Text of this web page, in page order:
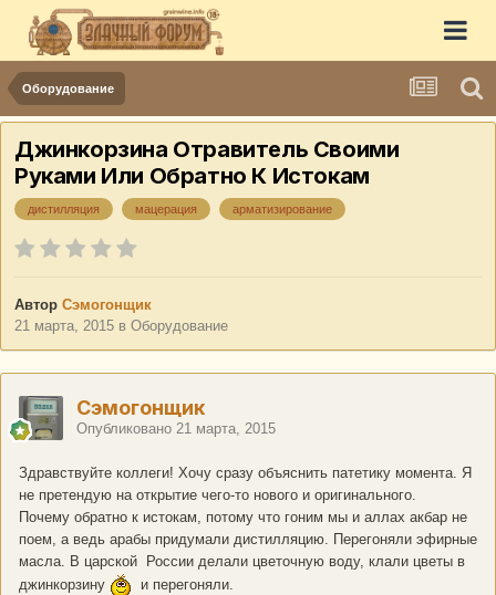
Оборудование
Джинкорзина Отравитель Своими
Руками Или Обратно К Истокам
дистилляция мацерация арматизирование
Автор Сэмогонщик
21 марта, 2015 в Оборудование
Сэмогонщик
Опубликовано 21 марта, 2015
Здравствуйте коллеги! Хочу сразу объяснить патетику момента. Я
не претендую на открытие чего-то нового и оригинального.
Почему обратно к истокам, потому что гоним мы и аллах акбар не
поем, а ведь арабы придумали дистилляцию. Перегоняли эфирные
масла. В царской России делали цветочную воду, клали цветы в
джинкорзину
и перегоняли.